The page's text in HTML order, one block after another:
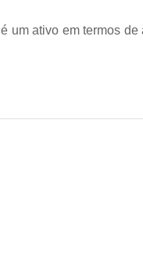
um ativo em termos